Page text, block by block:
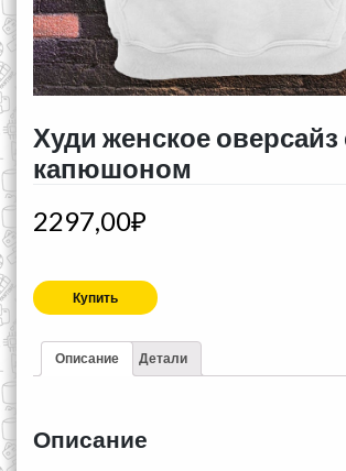
Худи женское оверсайз
капюшоном
2297,00₽
Купить
Описание Детали
Описание